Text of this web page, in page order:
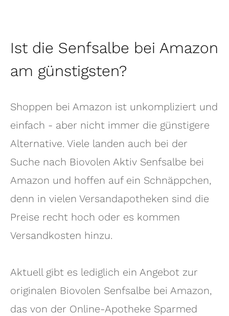
Ist die Senfsalbe bei Amazon
am günstigsten?
Shoppen bei Amazon ist unkompliziert und
einfach - aber nicht immer die günstigere
Alternative. Viele landen auch bei der
Suche nach Biovolen Aktiv Senfsalbe bei
Amazon und hoffen auf ein Schnäppchen,
denn in vielen Versandapotheken sind die
Preise recht hoch oder es kommen
Versandkosten hinzu.
Aktuell gibt es lediglich ein Angebot zur
originalen Biovolen Senfsalbe bei Amazon,
das von der Online-Apotheke Sparmed